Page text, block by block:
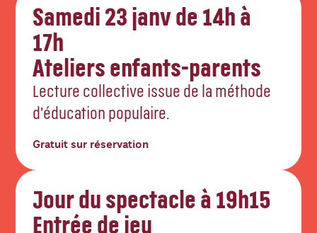
Samedi 23 janv de 14h à
17h
Ateliers enfants-parents
Lecture collective issue de la méthode
d’éducation populaire.
Gratuit sur réservation
Jour du spectacle à 19h15
Entrée de jeu